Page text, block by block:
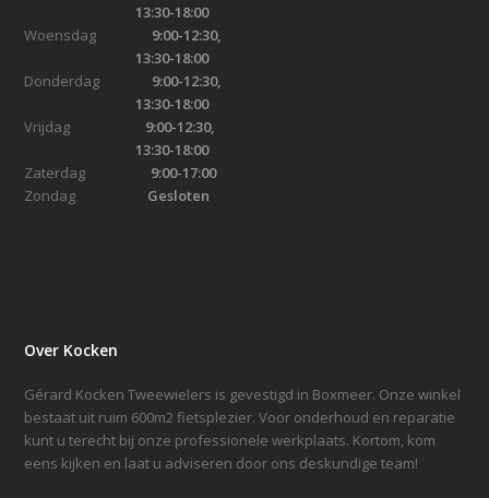
13:30-18:00
Woensdag
9:00-12:30,
13:30-18:00
Donderdag 9:00-12:30,
13:30-18:00
Vrijdag 9:00-12:30,
13:30-18:00
Zaterdag 9:00-17:00
Zondag Gesloten
Over Kocken
Gérard Kocken Tweewielers is gevestigd in Boxmeer. Onze winkel
bestaat uit ruim 600m2 fietsplezier. Voor onderhoud en reparatie
kunt u terecht bij onze professionele werkplaats. Kortom, kom
eens kijken en laat u adviseren door ons deskundige team!